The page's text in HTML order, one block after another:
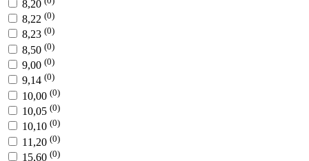
8,20
8,22 (0)
8,23 (0)
8,50 (0)
9,00 (0)
9,14 (0)
10,00 (0)
10,05 (0)
10,10 (0)
11,20 (0)
15,60 (0)